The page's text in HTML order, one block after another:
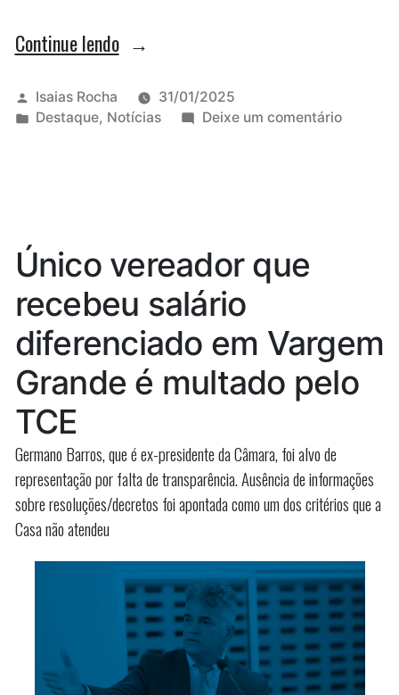
Continue lendo“Chapa
vence
eleição
do
Sindicato
dos
Comerciários
de
Luís”
Publicado
por
Isaias Rocha
31/01/2025
Publicado
Destaque, Notícias Deixe um comentárioem
dos
de
Único vereador que
recebeu salário
diferenciado em Vargem
Grande é multado pelo
TCE
Germano Barros, que é ex-presidente da Câmara, foi alvo de
representação por falta de transparência. Ausência de informações
sobre resoluções/decretos foi apontada como um dos critérios que a
Casa não atendeu